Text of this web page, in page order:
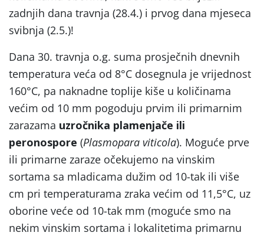
zadnjih dana travnja (28.4.) i prvog dana mjeseca
svibnja (2.5.)!
Dana 30. travnja o.g. suma prosječnih dnevnih
temperatura veća od 8°C dosegnula je vrijednost
160°C, pa naknadne toplije kiše u količinama
većim od 10 mm pogoduju prvim ili primarnim
zarazama uzročnika plamenjače ili
peronospore (Plasmopara viticola). Moguće prve
ili primarne zaraze očekujemo na vinskim
sortama sa mladicama dužim od 10-tak ili više
cm pri temperaturama zraka većim od 11,5°C, uz
oborine veće od 10-tak mm (moguće smo na
nekim vinskim sortama i lokalitetima primarnu